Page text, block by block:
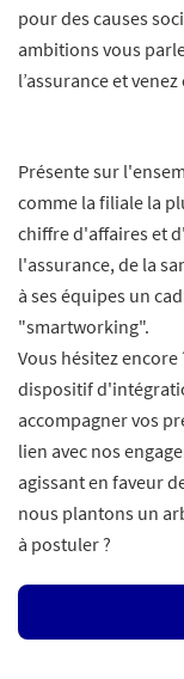
pour des causes
ambitions vous
l’assurance et
Présente sur
comme la filiale la
chiffre d'affaires et
l'assurance, de la
à ses équipes un
"smartworking".
Vous hésitez encore
dispositif
accompagner vos
lien avec nos
agissant en faveur
nous plantons un
à postuler ?